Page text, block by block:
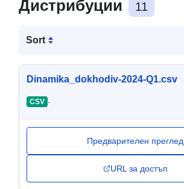
Дистрибуции 11
Sort
Dinamika_dokhodiv-2024-Q1.csv
CSV -
Предварителен преглед
URL за достъп